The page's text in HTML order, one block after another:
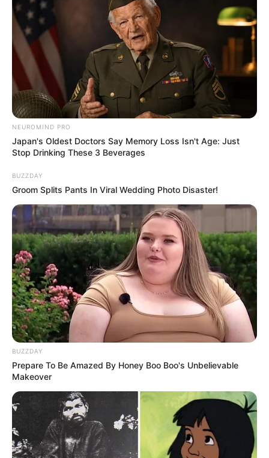
(foto: instagram/historydnc)
4. Mengamati neon bertuliskan serial dramanyaSpace
Sweeper
NEUROMIND PRO
Japan's Oldest Doctors Say Memory Loss Isn't Age: Just
Stop Drinking These 3 Beverages
BUZZDAY
Groom Splits Pants In Viral Wedding Photo Disaster!
BUZZDAY
Prepare To Be Amazed By Honey Boo Boo's Unbelievable
Makeover